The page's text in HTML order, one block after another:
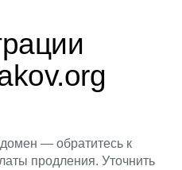
— обратитесь к
продления. Уточнить